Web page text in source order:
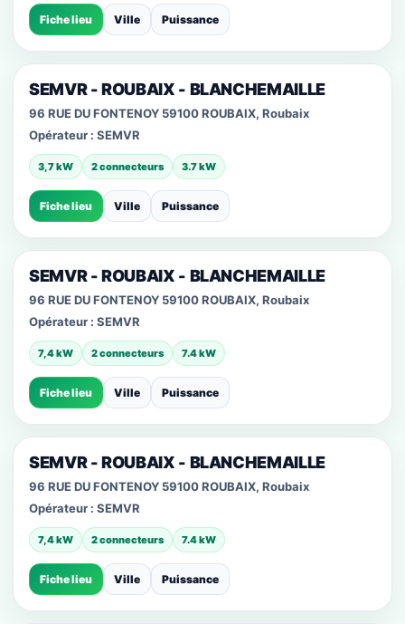
Fiche lieu Ville Puissance
SEMVR - ROUBAIX - BLANCHEMAILLE
96 RUE DU FONTENOY 59100 ROUBAIX, Roubaix
Opérateur : SEMVR
3,7 kW 2 connecteurs 3.7 kW
Fiche lieu Ville Puissance
SEMVR - ROUBAIX - BLANCHEMAILLE
96 RUE DU FONTENOY 59100 ROUBAIX, Roubaix
Opérateur : SEMVR
7,4 kW 2 connecteurs 7.4 kW
Fiche lieu Ville Puissance
SEMVR - ROUBAIX - BLANCHEMAILLE
96 RUE DU FONTENOY 59100 ROUBAIX, Roubaix
Opérateur : SEMVR
7,4 kW 2 connecteurs 7.4 kW
Fiche lieu Ville Puissance